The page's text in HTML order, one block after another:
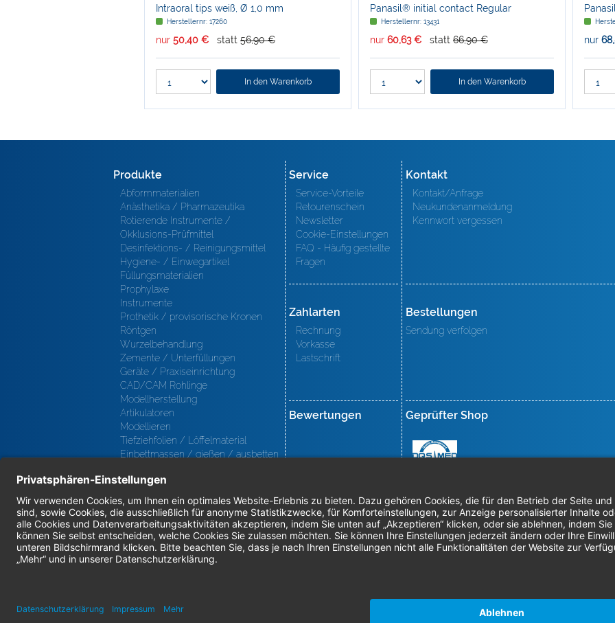
Intraoral tips weiß, Ø 1,0 mm
Herstellernr: 17260
nur 50,40 € statt 56,90 €
In den Warenkorb
Panasil® initial contact Regular
Herstellernr: 13431
nur 60,63 € statt 66,90 €
In den Warenkorb
nur
Produkte
Abformmaterialien
Anästhetika / Pharmazeutika
Rotierende Instrumente /
Okklusions-Prüfmittel
Desinfektions- / Reinigungsmittel
Hygiene- / Einwegartikel
Füllungsmaterialien
Prophylaxe
Instrumente
Prothetik / provisorische Kronen
Röntgen
Wurzelbehandlung
Zemente / Unterfüllungen
Geräte / Praxiseinrichtung
CAD/CAM Rohlinge
Modellherstellung
Artikulatoren
Modellieren
Tiefziehfolien / Löffelmaterial
Einbettmassen / gießen / ausbetten
Oberfl ächenbearbeitung
Keramik
Verblendmaterialien
Instrumente
Kieferorthopädie / Klammerdrähte
Verschiedenes (Labor)
Service
Service-Vorteile
Retourenschein
Newsletter
Cookie-Einstellungen
FAQ - Häufig gestellte
Fragen
Zahlarten
Rechnung
Vorkasse
Lastschrift
Bewertungen
Kontakt
Kontakt/Anfrage
Neukundenanmeldung
Kennwort vergessen
Bestellungen
Sendung verfolgen
Geprüfter Shop